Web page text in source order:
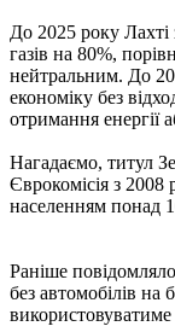
До 2025 року
газів на 80%,
нейтральним. До
економіку без
отримання енергії
Нагадаємо, титул
Єврокомісія з
населенням понад
Раніше
без автомобілів на
використовуватиме